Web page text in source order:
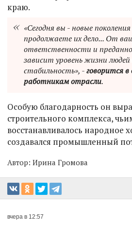
краю.
«Сегодня вы - новые
продолжаете их дело... От
ответственности и
зависит уровень жизни людей
стабильность», -говорится
работникам отрасли.
Особую благодарность он
строительного комплекса,
восстанавливалось народное
создавался промышленный
Автор: Ирина Громова
вчера в 12:57